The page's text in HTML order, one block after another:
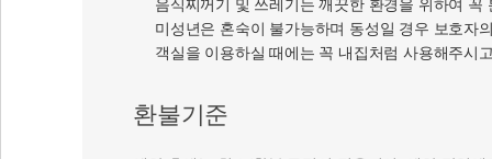
음식찌꺼기 및 쓰레기는 깨끗한 환경을 위하여 꼭
미성년은 혼숙이 불가능하며 동성일 경우 보호자
객실을 이용하실 때에는 꼭 내집처럼 사용해주시
환불기준